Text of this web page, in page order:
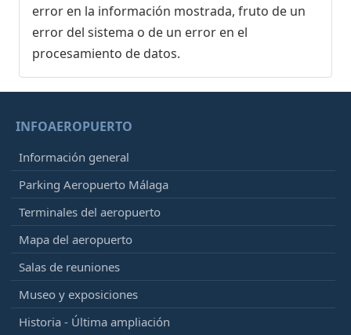
error en la información mostrada, fruto de un
error del sistema o de un error en el
procesamiento de datos.
INFOAEROPUERTO
Información general
Parking Aeropuerto Málaga
Terminales del aeropuerto
Mapa del aeropuerto
Salas de reuniones
Museo y exposiciones
Historia - Última ampliación